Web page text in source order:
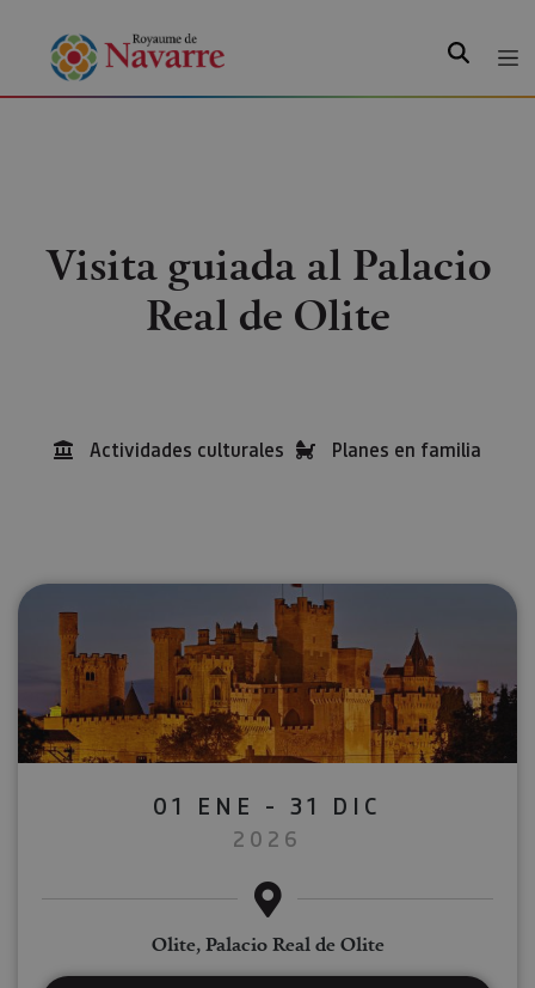
Visita guiada al Palacio
Real de Olite
Actividades culturales Planes en familia
01 ENE - 31 DIC
2026
Olite, Palacio Real de Olite